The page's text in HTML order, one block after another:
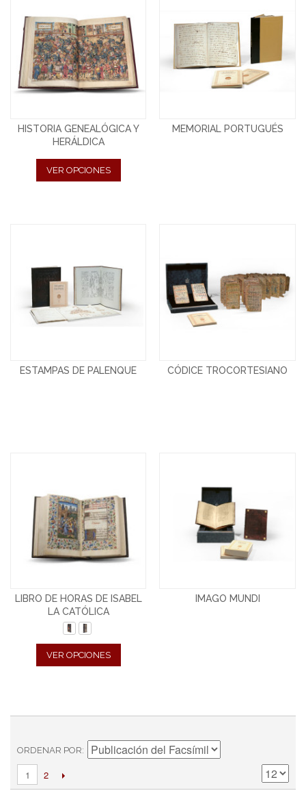
HISTORIA GENEALÓGICA Y
HERÁLDICA
VER OPCIONES
MEMORIAL PORTUGUÉS
ESTAMPAS DE PALENQUE CÓDICE TROCORTESIANO
LIBRO DE HORAS DE ISABEL
LA CATÓLICA
VER OPCIONES
IMAGO MUNDI
ORDENAR POR
1 2